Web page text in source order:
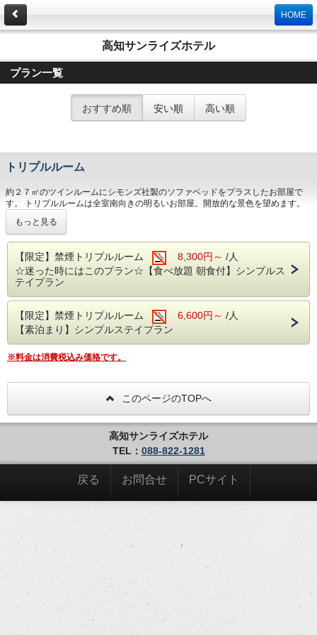
HOME
高知サンライズホテル
プラン一覧
おすすめ順 安い順 高い順
トリプルルーム
約２７㎡のツインルームにシモンズ社製のソファベッドをプラスしたお部屋で
す。 トリプルルームは全室南向きの明るいお部屋。開放的な景色を望めます。
社製ベッド 120×200cm 2台＋シモンズ社製ソファベッド 1台◆全館Wi-Fi◆イン
ターネットテレビ（40inch）◆加湿機能付空気清浄機◆全室禁煙（1階に喫煙ブ
もっと見る
【限定】禁煙トリプルルーム 8,300円～ /人
☆迷った時にはこのプラン☆【食べ放題 朝食付】シンプルス
テイプラン
【限定】禁煙トリプルルーム 6,600円～ /人
【素泊まり】シンプルステイプラン
※料金は消費税込み価格です。
このページのTOPへ
高知サンライズホテル
TEL： 088-822-1281
戻る お問合せ PCサイト